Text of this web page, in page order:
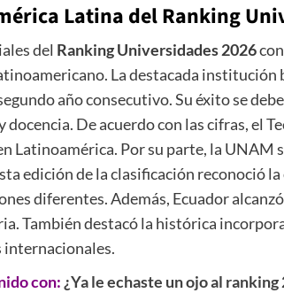
Latina delRanking
del Ranking Universidades 2026
La destacada
año consecutivo. Su éxito se
docencia. De acuerdo con las cifras, el
Latinoamérica. Por su parte, la UNAM
edición de la clasificación reconoció
diferentes. Además, Ecuador
También destacó la histórica
internacionales.
con: ¿Ya le echaste un ojo al